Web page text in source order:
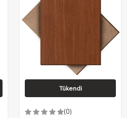
Tükendi
(0)